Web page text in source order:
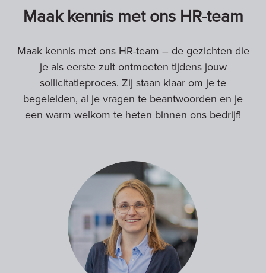
Maak kennis met ons HR-team
Maak kennis met ons HR-team – de gezichten die
je als eerste zult ontmoeten tijdens jouw
sollicitatieproces. Zij staan klaar om je te
begeleiden, al je vragen te beantwoorden en je
een warm welkom te heten binnen ons bedrijf!